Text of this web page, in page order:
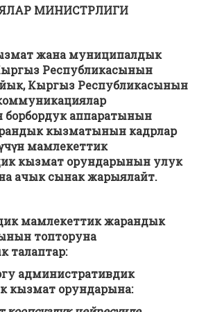
МИНИСТРЛИГИ
жана муниципалдык
Республикасынын
Кыргыз Республикасынын
аппаратынын
кызматынын кадрлар
мамлекеттик
кызмат орундарынын улук
ачык сынак жарыялайт.
мамлекеттик жарандык
топторуна
талаптар:
административдик
кызмат орундарына: